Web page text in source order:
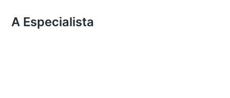
A Especialista